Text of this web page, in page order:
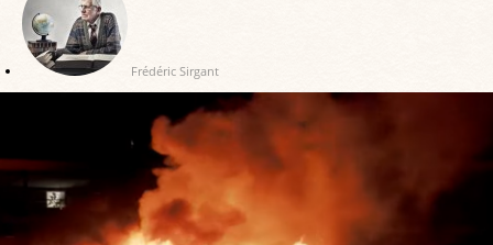
Frédéric Sirgant